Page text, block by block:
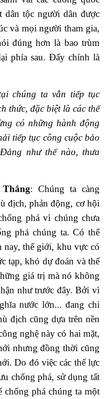
dân tộc người dân được
và mọi người tham gia,
đúng hơn là bao trùm
phía sau. Đấy chính là
chúng ta vẫn tiếp tục
thức, đặc biệt là các thế
có những hành động
tiếp tục công cuộc bảo
như thế nào, thưa
: Chúng ta càng
địch, phản động, cơ hội
phá vì chúng chưa
phá chúng ta. Có thể
thế giới, khu vực có
tạp, khó dự đoán và thế
giá trị mà nó không
như trước đây. Bởi vì
nước lớn... đang chi
địch cũng dựa trên nền
nghệ này có hai mặt,
nhưng đồng thời cũng
Do đó việc các thế lực
chống phá, sử dụng tất
chống phá chúng ta một